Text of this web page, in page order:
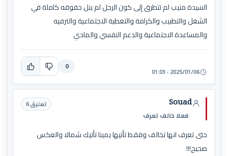
السيدة منيب لم تتطرق إلى كون الرجل لم ينل حقوقه كاملة في
الشغل والتطبيب والكرامة والتغطية الاجتماعية والترفيه
والمساعدة الاجتماعية والدعم النفسي والمادي
2025/01/06 - 01:03
0
Souad
فعلا خالف تعرف
تعليق 6
حتى تعرف انها تخالف وفقط تأتيها يمينا تأتيك شمالا والعكس
صحيح!!!